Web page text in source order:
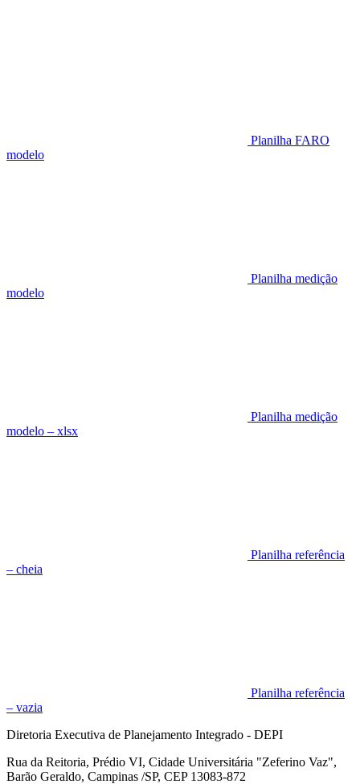
Planilha FARO
modelo
Planilha medição
modelo
Planilha medição
modelo – xlsx
Planilha referência
– cheia
Planilha referência
– vazia
Diretoria Executiva de Planejamento Integrado - DEPI
Rua da Reitoria, Prédio VI, Cidade Universitária "Zeferino Vaz",
Barão Geraldo, Campinas /SP, CEP 13083-872